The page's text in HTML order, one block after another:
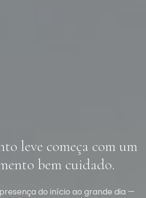
leve começa com um
bem cuidado.
do início ao grande dia —